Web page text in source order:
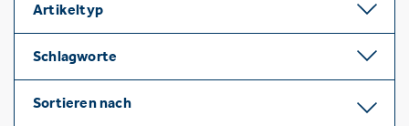
Artikeltyp
Schlagworte
Sortieren nach